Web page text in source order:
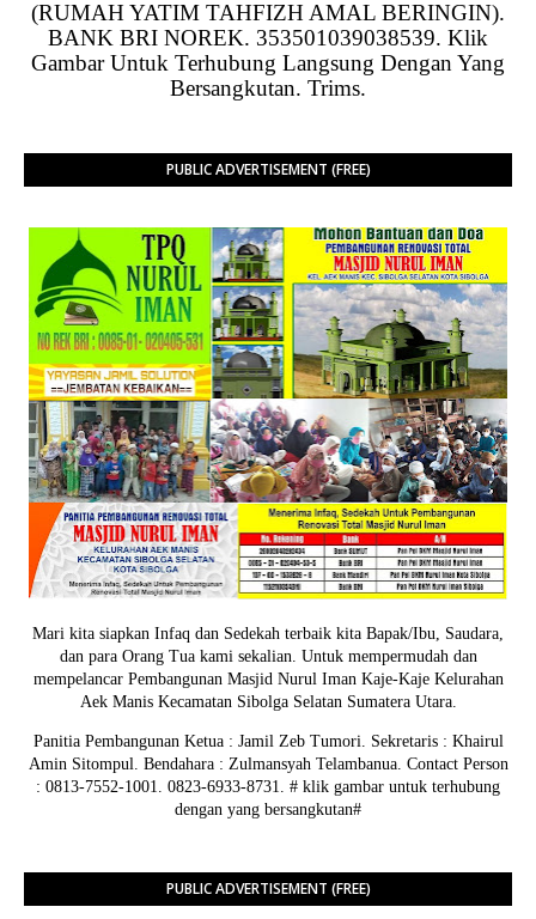
(RUMAH YATIM TAHFIZH AMAL BERINGIN).
BANK BRI NOREK. 353501039038539. Klik
Gambar Untuk Terhubung Langsung Dengan Yang
Bersangkutan. Trims.
PUBLIC ADVERTISEMENT (FREE)
Mari kita siapkan Infaq dan Sedekah terbaik kita Bapak/Ibu, Saudara,
dan para Orang Tua kami sekalian. Untuk mempermudah dan
mempelancar Pembangunan Masjid Nurul Iman Kaje-Kaje Kelurahan
Aek Manis Kecamatan Sibolga Selatan Sumatera Utara.
Panitia Pembangunan Ketua : Jamil Zeb Tumori. Sekretaris : Khairul
Amin Sitompul. Bendahara : Zulmansyah Telambanua. Contact Person
: 0813-7552-1001. 0823-6933-8731. # klik gambar untuk terhubung
dengan yang bersangkutan#
PUBLIC ADVERTISEMENT (FREE)